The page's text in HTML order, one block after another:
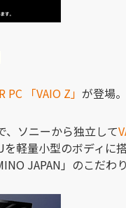
PC 「VAIO Z」 が登場。
、ソニーから独立して
軽量小型のボディに
JAPAN」のこだわ